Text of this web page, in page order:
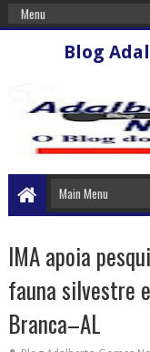
Blog
IMA apoia
fauna silvestre
Branca–AL